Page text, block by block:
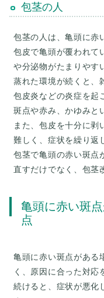
包茎の人
包茎の人は、亀頭に赤
包皮で亀頭が覆われて
や分泌物がたまりやす
蒸れた環境が続くと、
包皮炎などの炎症を起
斑点や赤み、かゆみと
また、包皮を十分に剥
難しく、症状を繰り返
包茎で亀頭の赤い斑点
直すだけでなく、包茎
亀頭に赤い斑
点
亀頭に赤い斑点がある
く、原因に合った対応
続けると、症状が悪化